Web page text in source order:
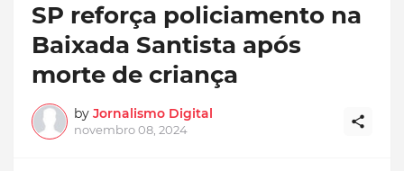
SP reforça policiamento na
Baixada Santista após
morte de criança
by Jornalismo Digital
novembro 08, 2024